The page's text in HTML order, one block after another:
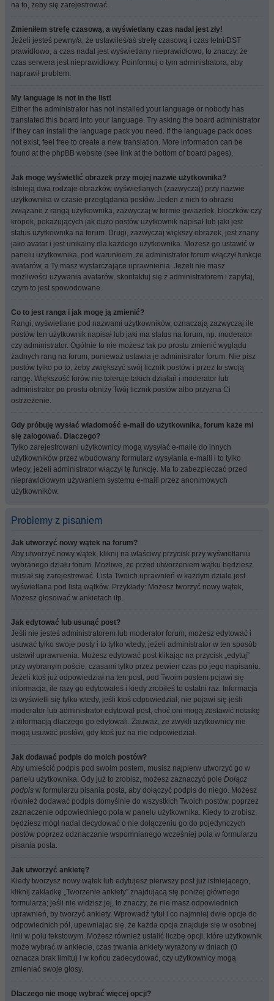
na to, żeby się zarejestrować.
Zmieniłem strefę czasową, a wyświetlany czas nadal jest zły!
Jeżeli jesteś pewny/a, że ustawiłeś/aś strefę czasową i czas letni/DST
prawidłowo, a czas nadal jest wyświetlany nieprawidłowo, to znaczy, że
czas serwera jest nieprawidłowy. Poinformuj o tym administratora, aby
naprawił problem.
My language is not in the list!
Either the administrator has not installed your language or nobody has
translated this board into your language. Try asking the board administrator
if they can install the language pack you need. If the language pack does
not exist, feel free to create a new translation. More information can be
found at the phpBB website (see link at the bottom of board pages).
Jak mogę wyświetlić obrazek przy mojej nazwie użytkownika?
Istnieją dwa rodzaje obrazków wyświetlanych (zazwyczaj) przy nazwie
użytkownika w czasie przeglądania postów. Jeden z nich to obrazki
związane z rangą użytkownika, zazwyczaj w formie gwiazdek, bloczków czy
kropek, pokazujących jak dużo postów użytkownik napisał lub jaki jest
status użytkownika na forum. Drugi, zazwyczaj większy obrazek, jest znany
jako avatar i jest unikalny dla każdego użytkownika. Możesz go ustawić w
panelu użytkownika, pod warunkiem, że administrator forum włączył funkcje
avatarów, a Ty masz wystarczające uprawnienia. Jeżeli nie masz
możliwości używania avatarów, skontaktuj się z administratorem i zapytaj,
czym to jest spowodowane.
Co to jest ranga i jak mogę ją zmienić?
Rangi, wyświetlane pod nazwami użytkowników, oznaczają zazwyczaj ile
postów ten użytkownik napisał lub jaki ma status na forum, np. moderator
czy administrator. Ogólnie to nie możesz tak po prostu zmienić wyglądu
żadnych rang na forum, ponieważ ustawia je administrator forum. Nie pisz
postów tylko po to, żeby zwiększyć swój licznik postów i przez to swoją
rangę. Większość forów nie toleruje takich działań i moderator lub
administrator po prostu obniży Twój licznik postów albo przyzna Ci
ostrzeżenie.
Gdy próbuję wysłać wiadomość e-mail do użytkownika, forum każe mi
się zalogować. Dlaczego?
Tylko zarejestrowani użytkownicy mogą wysyłać e-maile do innych
użytkowników przez wbudowany formularz wysyłania e-maili i to tylko
wtedy, jeżeli administrator włączył tę funkcję. Ma to zabezpieczać przed
nieprawidłowym używaniem systemu e-maili przez anonimowych
użytkowników.
Problemy z pisaniem
Jak utworzyć nowy wątek na forum?
Aby utworzyć nowy wątek, kliknij na właściwy przycisk przy wyświetlaniu
wybranego działu forum. Możliwe, że przed utworzeniem wątku będziesz
musiał się zarejestrować. Lista Twoich uprawnień w każdym dziale jest
wyświetlana pod listą wątków. Przykłady: Możesz tworzyć nowy wątek,
Możesz głosować w ankietach itp.
Jak edytować lub usunąć post?
Jeśli nie jesteś administratorem lub moderator forum, możesz edytować i
usuwać tylko swoje posty i to tylko wtedy, jeżeli administrator w ten sposób
ustawił uprawnienia. Możesz edytować post klikając na przycisk „edytuj”
przy wybranym poście, czasami tylko przez pewien czas po jego napisaniu.
Jeżeli ktoś już odpowiedział na ten post, pod Twoim postem pojawi się
informacja, ile razy go edytowałeś i kiedy zrobiłeś to ostatni raz. Informacja
ta wyświetli się tylko wtedy, jeśli ktoś odpowiedział; nie pojawi się jeśli
moderator lub administrator edytował post, choć oni mogą zostawić notatkę
z informacją dlaczego go edytowali. Zauważ, że zwykli użytkownicy nie
mogą usuwać postów, gdy ktoś już na nie odpowiedział.
Jak dodawać podpis do moich postów?
Aby umieścić podpis pod swoim postem, musisz najpierw utworzyć go w
panelu użytkownika. Gdy już to zrobisz, możesz zaznaczyć pole Dołącz
podpis w formularzu pisania posta, aby dołączyć podpis do niego. Możesz
również dodawać podpis domyślnie do wszystkich Twoich postów, poprzez
zaznaczenie odpowiedniego pola w panelu użytkownika. Kiedy to zrobisz,
będziesz mógł nadal decydować o nie dołączeniu go do pojedynczych
postów poprzez odznaczanie wspomnianego wcześniej pola w formularzu
pisania posta.
Jak utworzyć ankietę?
Kiedy tworzysz nowy wątek lub edytujesz pierwszy post już istniejącego,
kliknij zakładkę „Tworzenie ankiety” znajdującą się poniżej głównego
formularza; jeśli nie widzisz jej, to znaczy, że nie masz odpowiednich
uprawnień, by tworzyć ankiety. Wprowadź tytuł i co najmniej dwie opcje do
odpowiednich pól, upewniając się, że każda opcja znajduje się w osobnej
linii w polu tekstowym. Możesz również ustalić liczbę opcji, które użytkownik
może wybrać w ankiecie, czas trwania ankiety wyrażony w dniach (0
oznacza brak limitu) i w końcu zadecydować, czy użytkownicy mogą
zmieniać swoje głosy.
Dlaczego nie mogę wybrać więcej opcji?